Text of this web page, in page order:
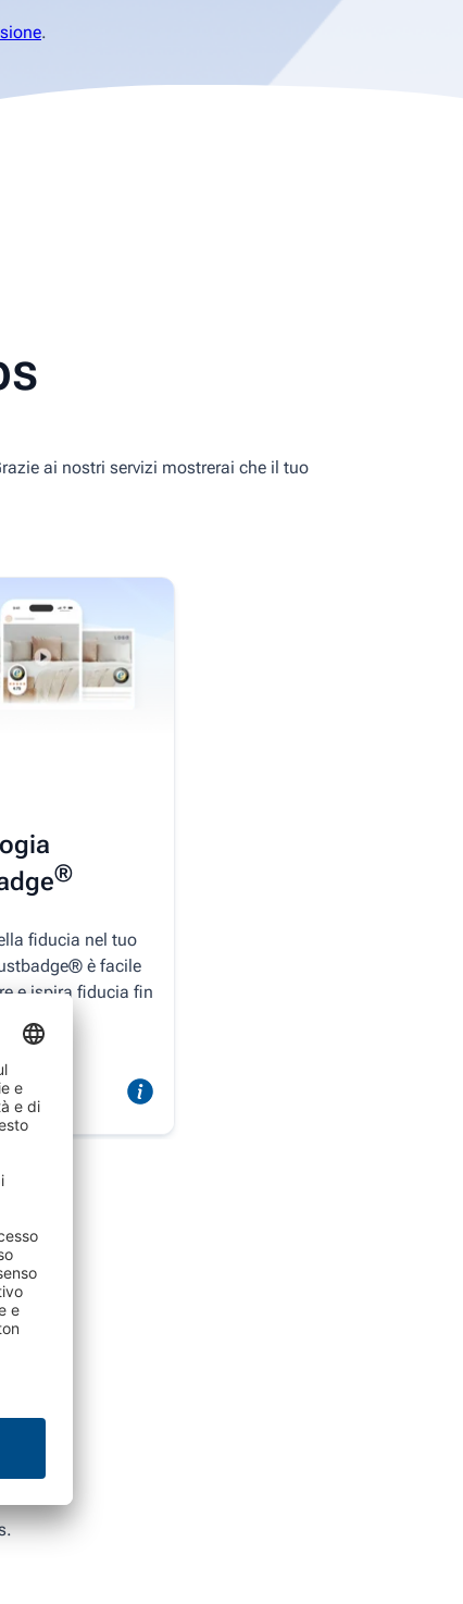
.
ai nostri servizi mostrerai che il tuo
®
fiducia nel tuo
è facile
e ispira fiducia fin